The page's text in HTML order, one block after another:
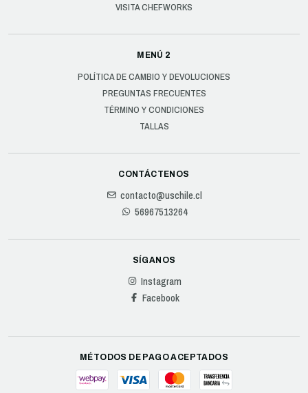
VISITA CHEFWORKS
MENÚ 2
POLÍTICA DE CAMBIO Y DEVOLUCIONES
PREGUNTAS FRECUENTES
TÉRMINO Y CONDICIONES
TALLAS
CONTÁCTENOS
contacto@uschile.cl
56967513264
SÍGANOS
Instagram
Facebook
MÉTODOS DE PAGO ACEPTADOS